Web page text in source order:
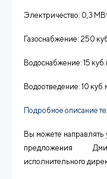
Электричество: 0,3
Газоснабжение: 250
Водоснабжение: 15
Водоотведение: 10
Подробное описание
Вы можете
предложения
исполнительного